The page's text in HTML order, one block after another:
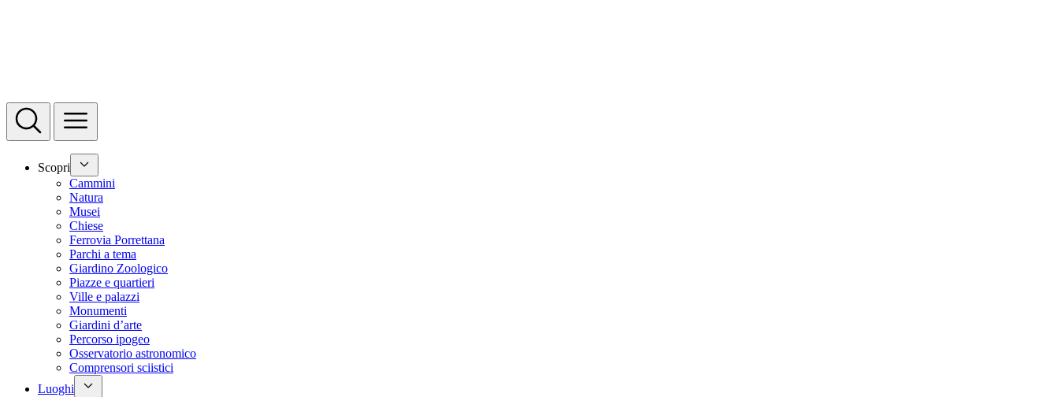
Scopri
Cammini
Natura
Musei
Chiese
Ferrovia Porrettana
Parchi a tema
Giardino Zoologico
Piazze e quartieri
Ville e palazzi
Monumenti
Giardini d’arte
Percorso ipogeo
Osservatorio astronomico
Comprensori sciistici
Luoghi